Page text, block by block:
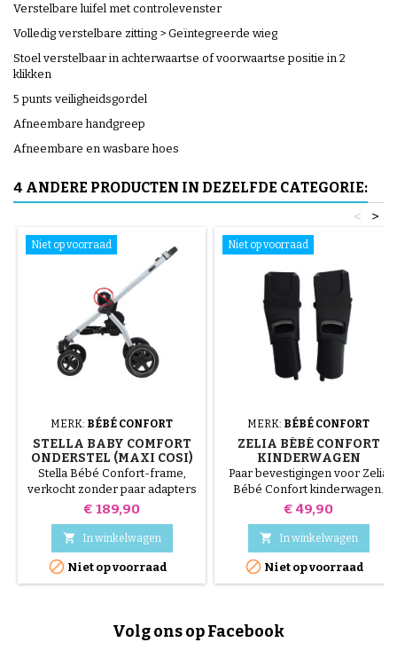
Verstelbare luifel met controlevenster
Volledig verstelbare zitting > Geïntegreerde wieg
Stoel verstelbaar in achterwaartse of voorwaartse positie in 2
klikken
5 punts veiligheidsgordel
Afneembare handgreep
Afneembare en wasbare hoes
4 ANDERE PRODUCTEN IN DEZELFDE CATEGORIE:
>
<
Niet op voorraad
MERK: BÉBÉ CONFORT
STELLA BABY COMFORT
ONDERSTEL (MAXI COSI)
Stella Bébé Confort-frame,
verkocht zonder paar adapters
Prijs
€ 189,90
 In winkelwagen
 Niet op voorraad
Niet op voorraad
MERK: BÉBÉ CONFORT
ZELIA BÉBÉ CONFORT
KINDERWAGEN
ADAPTERS
Paar bevestigingen voor Zelia
Bébé Confort kinderwagen.
Hiermee kunt u instellen:
Steen
Prijs
€ 49,90
 In winkelwagen
 Niet op voorraad
Volg ons op Facebook